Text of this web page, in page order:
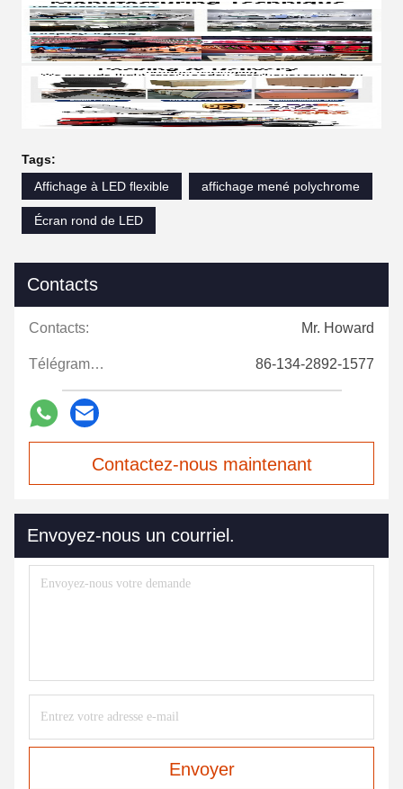
Tags:
Affichage à LED flexible
affichage mené polychrome
Écran rond de LED
Contacts
Contacts: Mr. Howard
Télégramme: 86-134-2892-1577
Contactez-nous maintenant
Envoyez-nous un courriel.
Envoyer